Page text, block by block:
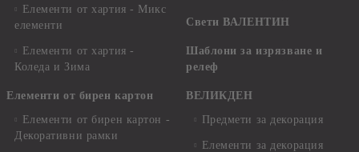
Елементи от хартия - Микс
елементи
Елементи от хартия -
Коледа и Зима
Елементи от бирен картон
Елементи от бирен картон -
Декоративни рамки
Свети ВАЛЕНТИН
Шаблони за изрязване и
релеф
ВЕЛИКДЕН
Предмети за декорация
Елементи за декорация